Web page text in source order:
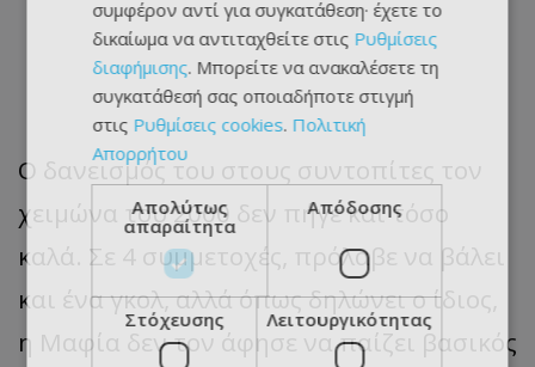
Ο δανεισμός του στους συντοπίτες τον
χειμώνα του 2000 δεν πήγε και τόσο
καλά. Σε 4 συμμετοχές, πρόλαβε να βάλει
και ένα γκολ, αλλά όπως δηλώνει ο ίδιος,
η Μαφία δεν τον άφησε να παίζει βασικός
συμφέρον αντί για συγκατάθεση· έχετε το
δικαίωμα να αντιταχθείτε στις Ρυθμίσεις
διαφήμισης. Μπορείτε να ανακαλέσετε τη
συγκατάθεσή σας οποιαδήποτε στιγμή
στις Ρυθμίσεις cookies. Πολιτική
Απορρήτου
Απολύτως
απαραίτητα
Απόδοσης
Στόχευσης Λειτουργικότητας